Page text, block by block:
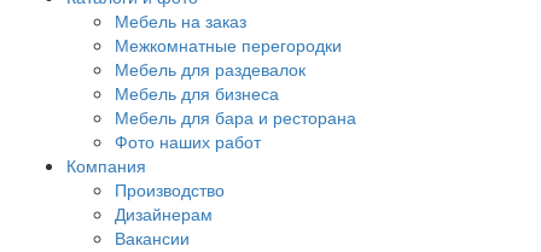
Мебель на заказ
Межкомнатные перегородки
Мебель для раздевалок
Мебель для бизнеса
Мебель для бара и ресторана
Фото наших работ
Компания
Производство
Дизайнерам
Вакансии